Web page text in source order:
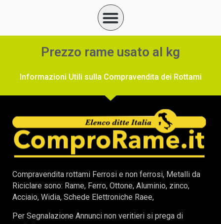
Prezzo rame usato al kg
Informazioni Utili sulla Compravendita dei Rottami
Compravendita rottami Ferrosi e non ferrosi, Metalli da
Riciclare sono: Rame, Ferro, Ottone, Aluminio, zinco,
Acciaio, Widia, Schede Elettroniche Raee,
Per Segnalazione Annunci non veritieri si prega di